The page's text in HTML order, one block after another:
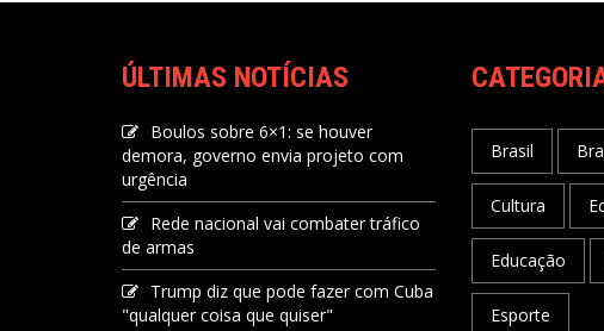
ÚLTIMAS NOTÍCIAS
Boulos sobre 6×1: se houver
demora, governo envia projeto com
urgência
Rede nacional vai combater tráfico
de armas
Trump diz que pode fazer com Cuba
"qualquer coisa que quiser"
Brasil
Cultura
Educação
Esporte